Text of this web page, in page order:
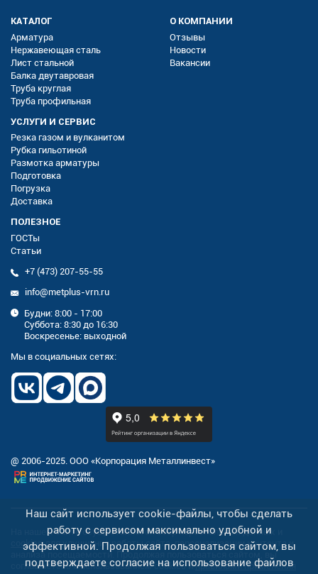
КАТАЛОГ
Арматура
Нержавеющая сталь
Лист стальной
Балка двутавровая
Труба круглая
Труба профильная
О КОМПАНИИ
Отзывы
Новости
Вакансии
УСЛУГИ И СЕРВИС
Резка газом и вулканитом
Рубка гильотиной
Размотка арматуры
Подготовка
Погрузка
Доставка
ПОЛЕЗНОЕ
ГОСТы
Статьи
+7 (473) 207-55-55
info@metplus-vrn.ru
Будни: 8:00 - 17:00
Суббота: 8:30 до 16:30
Воскресенье: выходной
Мы в социальных сетях:
@ 2006-2025. ООО «Корпорация Металлинвест»
На нашем сайте осуществляется сбор персональных данных и
cookiesдля улучшения работы сайта, персонализации контента и
анализа посещаемости. Продолжая пользоваться сайтом, вы
соглашаетесь с использованием cookies иправилами применения
Наш сайт использует cookie-файлы, чтобы сделать
работу с сервисом максимально удобной и
эффективной. Продолжая пользоваться сайтом, вы
подтверждаете согласие на использование файлов